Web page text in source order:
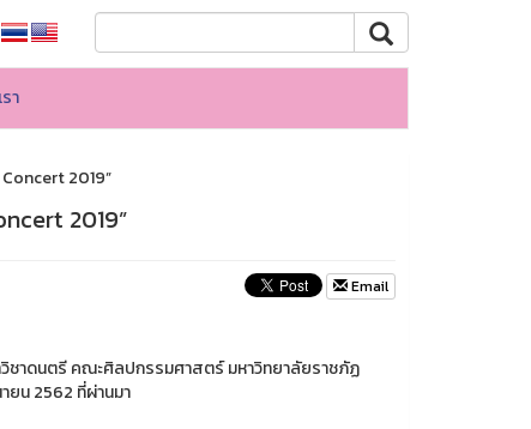
า
2019”
2019”
Email
ชาดนตรี คณะศิลปกรรมศาสตร์ มหาวิทยาลัยราชภัฏ
ยน 2562 ที่ผ่านมา